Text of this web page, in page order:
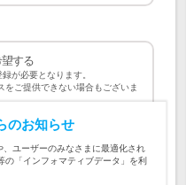
する
が必要となります。
をご提供できない場合もございま
マイナビ転職AGENT
人情報の取り扱い および
のお知らせ
ユーザーのみなさまに最適化され
「インフォマティブデータ」を利